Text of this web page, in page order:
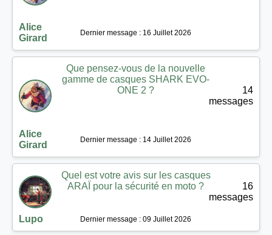
Alice
Girard
Dernier message : 16 Juillet 2026
Que pensez-vous de la nouvelle
gamme de casques SHARK EVO-
ONE 2 ?
Alice
Girard
14
messages
Dernier message : 14 Juillet 2026
Quel est votre avis sur les casques
ARAÏ pour la sécurité en moto ?
Lupo
16
messages
Dernier message : 09 Juillet 2026